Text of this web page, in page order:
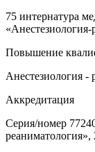
75 интернатура
«Анестезиология-
Повышение
Анестезиология -
Аккредитация
Серия/номер
реаниматология»,